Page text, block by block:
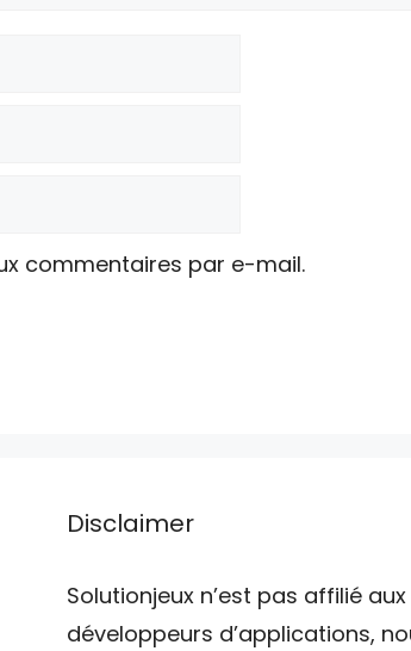
commentaires par e-mail.
Disclaimer
Solutionjeux n’est pas affilié aux
développeurs d’applications,